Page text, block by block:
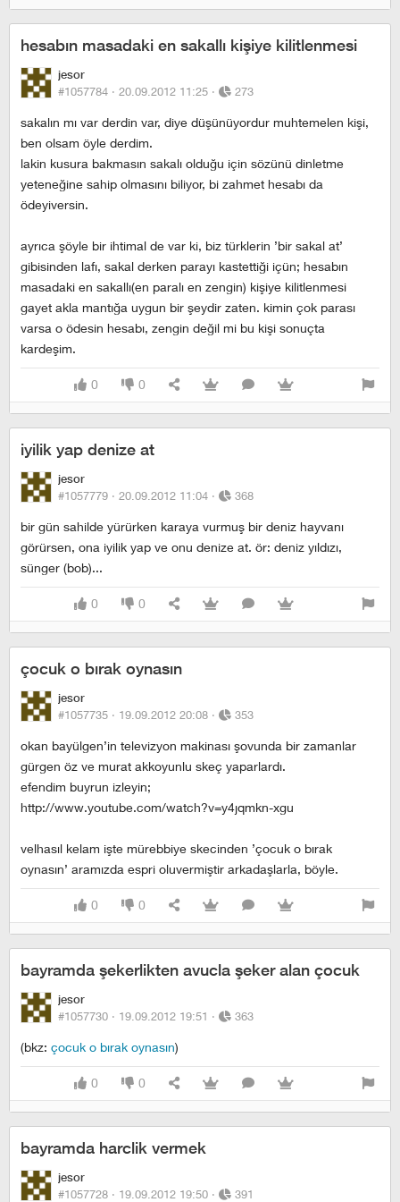
hesabın masadaki en sakallı kişiye kilitlenmesi
jesor
#1057784 · 20.09.2012 11:25 · 273
sakalın mı var derdin var, diye düşünüyordur muhtemelen kişi,
ben olsam öyle derdim.
lakin kusura bakmasın sakalı olduğu için sözünü dinletme
yeteneğine sahip olmasını biliyor, bi zahmet hesabı da
ödeyiversin.
ayrıca şöyle bir ihtimal de var ki, biz türklerin ’bir sakal at’
gibisinden lafı, sakal derken parayı kastettiği içün; hesabın
masadaki en sakallı(en paralı en zengin) kişiye kilitlenmesi
gayet akla mantığa uygun bir şeydir zaten. kimin çok parası
varsa o ödesin hesabı, zengin değil mi bu kişi sonuçta
kardeşim.
0 0
iyilik yap denize at
jesor
#1057779 · 20.09.2012 11:04 · 368
bir gün sahilde yürürken karaya vurmuş bir deniz hayvanı
görürsen, ona iyilik yap ve onu denize at. ör: deniz yıldızı,
sünger (bob)...
0 0
çocuk o bırak oynasın
jesor
#1057735 · 19.09.2012 20:08 · 353
okan bayülgen’in televizyon makinası şovunda bir zamanlar
gürgen öz ve murat akkoyunlu skeç yaparlardı.
efendim buyrun izleyin;
http://www.youtube.com/watch?v=y4jqmkn-xgu
velhasıl kelam işte mürebbiye skecinden ’çocuk o bırak
oynasın’ aramızda espri oluvermiştir arkadaşlarla, böyle.
0 0
bayramda şekerlikten avucla şeker alan çocuk
jesor
#1057730 · 19.09.2012 19:51 · 363
(bkz: çocuk o bırak oynasın)
0 0
bayramda harclik vermek
jesor
#1057728 · 19.09.2012 19:50 · 391